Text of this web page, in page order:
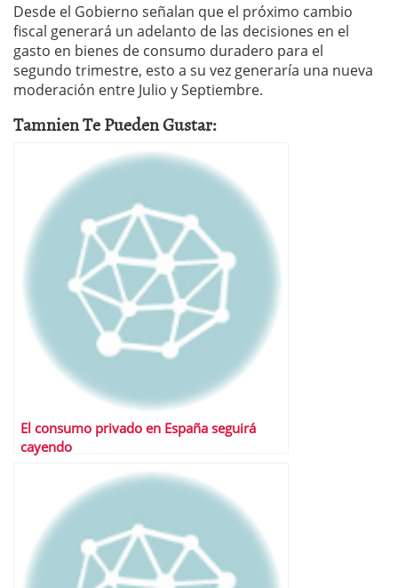
Desde el Gobierno señalan que el próximo cambio
fiscal generará un adelanto de las decisiones en el
gasto en bienes de consumo duradero para el
segundo trimestre, esto a su vez generaría una nueva
moderación entre Julio y Septiembre.
Tamnien Te Pueden Gustar:
El consumo privado en España seguirá
cayendo